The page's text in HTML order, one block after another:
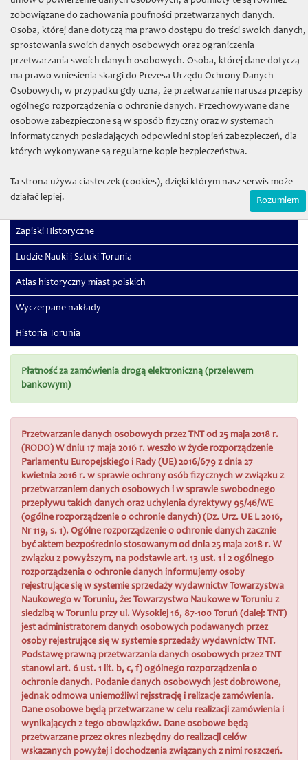
Prace Archeologiczne
Roczniki Towarzystwa Naukowego
Sectio D (Botanica)
Sectio E (Zoologia)
Sectio F (Astronomia)
Sectio G (Physiologia)
Sectio H (Medicina)
Zapiski Historyczne
Ludzie Nauki i Sztuki Torunia
Atlas historyczny miast polskich
Wyczerpane nakłady
Historia Torunia
Płatność za zamówienia drogą elektroniczną (przelewem
bankowym)
Przetwarzanie danych osobowych przez TNT od 25 maja 2018 r.
(RODO) W dniu 17 maja 2016 r. weszło w życie rozporządzenie
Parlamentu Europejskiego i Rady (UE) 2016/679 z dnia 27
kwietnia 2016 r. w sprawie ochrony osób fizycznych w związku z
przetwarzaniem danych osobowych i w sprawie swobodnego
przepływu takich danych oraz uchylenia dyrektywy 95/46/WE
(ogólne rozporządzenie o ochronie danych) (Dz. Urz. UE L 2016,
Nr 119, s. 1). Ogólne rozporządzenie o ochronie danych zacznie
być aktem bezpośrednio stosowanym od dnia 25 maja 2018 r. W
związku z powyższym, na podstawie art. 13 ust. 1 i 2 ogólnego
rozporządzenia o ochronie danych informujemy osoby
rejestrujące się w systemie sprzedaży wydawnictw Towarzystwa
Naukowego w Toruniu, że: Towarzystwo Naukowe w Toruniu z
siedzibą w Toruniu przy ul. Wysokiej 16, 87-100 Toruń (dalej: TNT)
jest administratorem danych osobowych podawanych przez
osoby rejestrujące się w systemie sprzedaży wydawnictw TNT.
Podstawę prawną przetwarzania danych osobowych przez TNT
stanowi art. 6 ust. 1 lit. b, c, f) ogólnego rozporządzenia o
ochronie danych. Podanie danych osobowych jest dobrowone,
jednak odmowa uniemożliwi rejsstrację i relizacje zamówienia.
Dane osobowe będą przetwarzane w celu realizacji zamówienia i
wynikających z tego obowiązków. Dane osobowe będą
przetwarzane przez okres niezbędny do realizacji celów
wskazanych powyżej i dochodzenia związanych z nimi roszczeń.
zobowiązane do zachowania poufności przetwarzanych danych.
Osoba, której dane dotyczą ma prawo dostępu do treści swoich danych,
sprostowania swoich danych osobowych oraz ograniczenia
przetwarzania swoich danych osobowych. Osoba, której dane dotyczą
ma prawo wniesienia skargi do Prezesa Urzędu Ochrony Danych
Osobowych, w przypadku gdy uzna, że przetwarzanie narusza przepisy
ogólnego rozporządzenia o ochronie danych. Przechowywane dane
osobowe zabezpieczone są w sposób fizyczny oraz w systemach
informatycznych posiadających odpowiedni stopień zabezpieczeń, dla
których wykonywane są regularne kopie bezpieczeństwa.
Ta strona używa ciasteczek (cookies), dzięki którym nasz serwis może
działać lepiej.
Rozumiem